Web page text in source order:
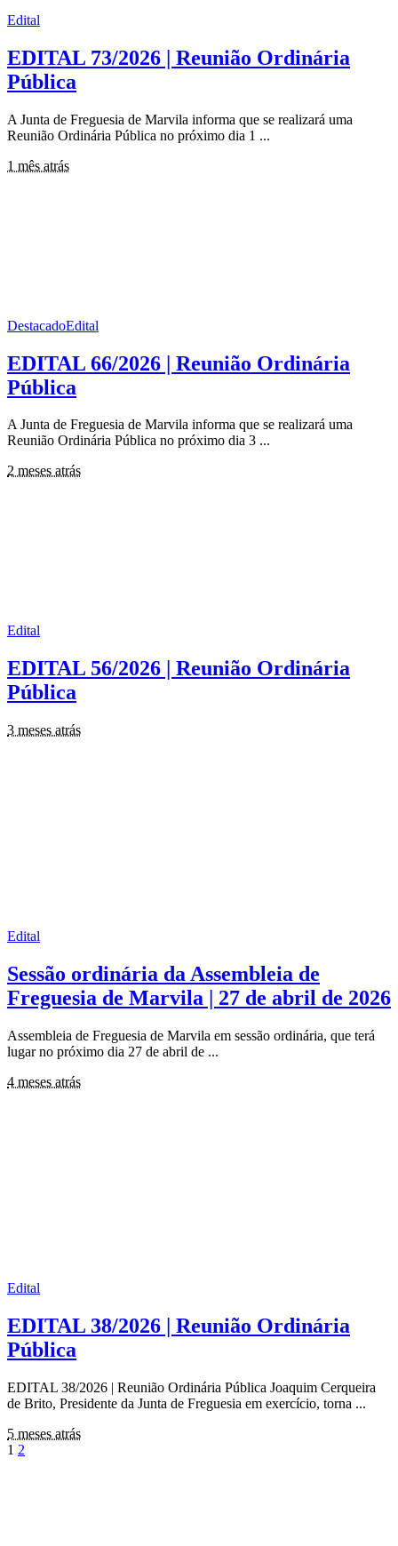
Edital
EDITAL 73/2026 | Reunião Ordinária
Pública
A Junta de Freguesia de Marvila informa que se realizará uma
Reunião Ordinária Pública no próximo dia 1 ...
1 mês atrás
DestacadoEdital
EDITAL 66/2026 | Reunião Ordinária
Pública
A Junta de Freguesia de Marvila informa que se realizará uma
Reunião Ordinária Pública no próximo dia 3 ...
2 meses atrás
Edital
EDITAL 56/2026 | Reunião Ordinária
Pública
3 meses atrás
Edital
Sessão ordinária da Assembleia de
Freguesia de Marvila | 27 de abril de 2026
Assembleia de Freguesia de Marvila em sessão ordinária, que terá
lugar no próximo dia 27 de abril de ...
4 meses atrás
Edital
EDITAL 38/2026 | Reunião Ordinária
Pública
EDITAL 38/2026 | Reunião Ordinária Pública Joaquim Cerqueira
de Brito, Presidente da Junta de Freguesia em exercício, torna ...
5 meses atrás
1 2